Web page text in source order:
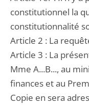
constitutionnel la
constitutionnalité
Article 2 : La
Article 3 : La
Mme A...B..., au
finances et au
Copie en sera